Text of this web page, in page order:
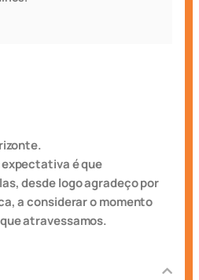
é que
desde logo agradeço por
a considerar o momento
atravessamos.